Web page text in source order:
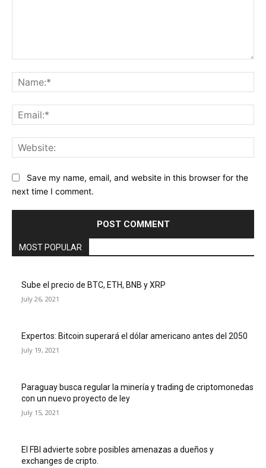
Save my name, email, and website in this browser for the
next time I comment.
MOST POPULAR
Sube el precio de BTC, ETH, BNB y XRP
July 26, 2021
Expertos: Bitcoin superará el dólar americano antes del 2050
July 19, 2021
Paraguay busca regular la minería y trading de criptomonedas
con un nuevo proyecto de ley
July 15, 2021
El FBI advierte sobre posibles amenazas a dueños y
exchanges de cripto.